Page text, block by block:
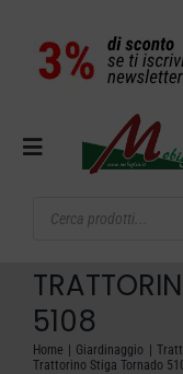
contenuto
Toggle
OFFERTE DEL MESE
search
5108
Home Giardinaggio
Trattorino Stiga Tornado